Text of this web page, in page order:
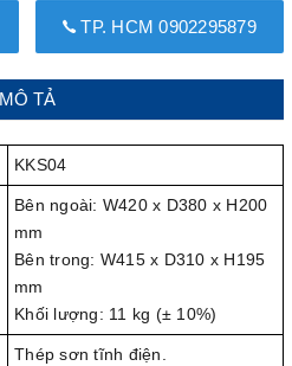
TP. HCM 0902295879
MÔ TẢ
KKS04
Bên ngoài: W420 x D380 x H200
mm
Bên trong: W415 x D310 x H195
mm
Khối lượng: 11 kg (± 10%)
Thép sơn tĩnh điện.